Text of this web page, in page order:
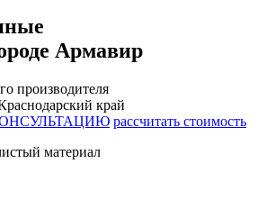
Армавир
производителя
край
рассчитать стоимость
материал